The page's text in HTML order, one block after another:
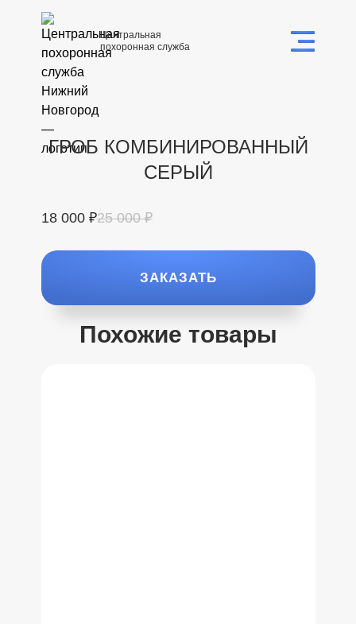
Центральная
похоронная служба
ГРОБ КОМБИНИРОВАННЫЙ
СЕРЫЙ
18 000 ₽25 000 ₽
ЗАКАЗАТЬ
Похожие товары